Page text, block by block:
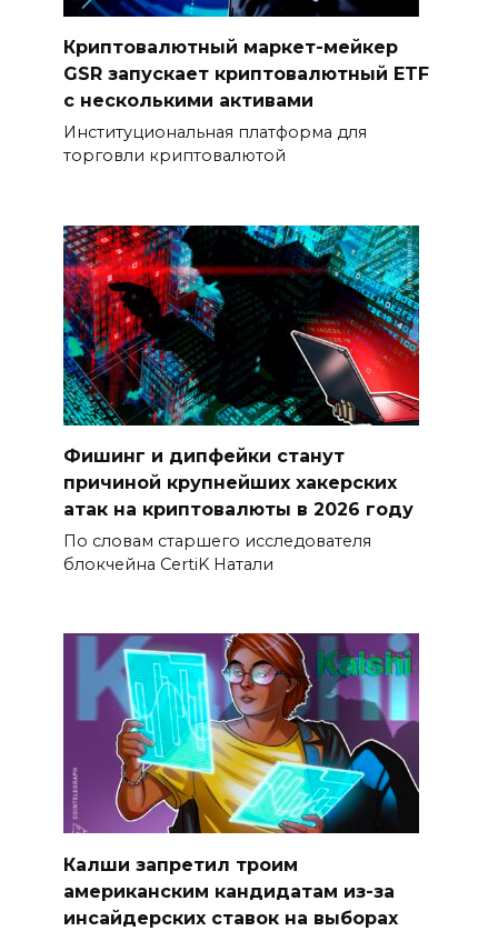
Криптовалютный маркет-мейкер
GSR запускает криптовалютный ETF
с несколькими активами
Институциональная платформа для
торговли криптовалютой
Фишинг и дипфейки станут
причиной крупнейших хакерских
атак на криптовалюты в 2026 году
По словам старшего исследователя
блокчейна CertiK Натали
Калши запретил троим
американским кандидатам из-за
инсайдерских ставок на выборах